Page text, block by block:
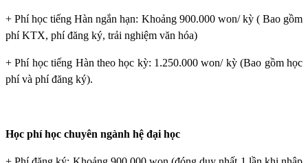
+ Phí học tiếng Hàn ngắn hạn: Khoảng 900.000 won/ kỳ ( Bao gồm
phí KTX, phí đăng ký, trải nghiệm văn hóa)
+ Phí học tiếng Hàn theo học kỳ: 1.250.000 won/ kỳ (Bao gồm học
phí và phí đăng ký).
Học phí học chuyên ngành hệ đại học